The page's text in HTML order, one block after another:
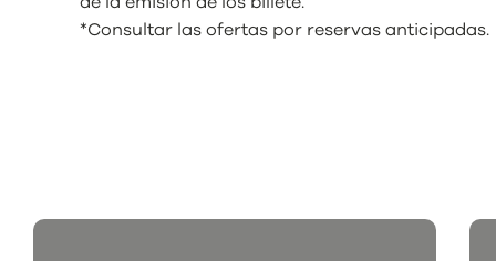
*Consultar las ofertas por reservas anticipadas.